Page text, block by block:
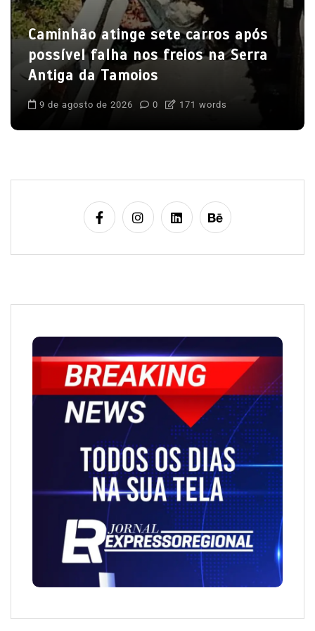
Caminhão atinge sete carros após
possível falha nos freios na Serra
Antiga da Tamoios
9 de agosto de 2026 0 171 words